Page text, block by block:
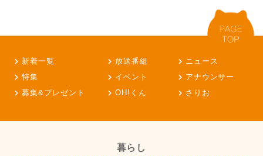
新着一覧 放送番組
ニュース
特集
イベント
アナウンサー
募集&プレゼント
OH!くん さりお
暮らし